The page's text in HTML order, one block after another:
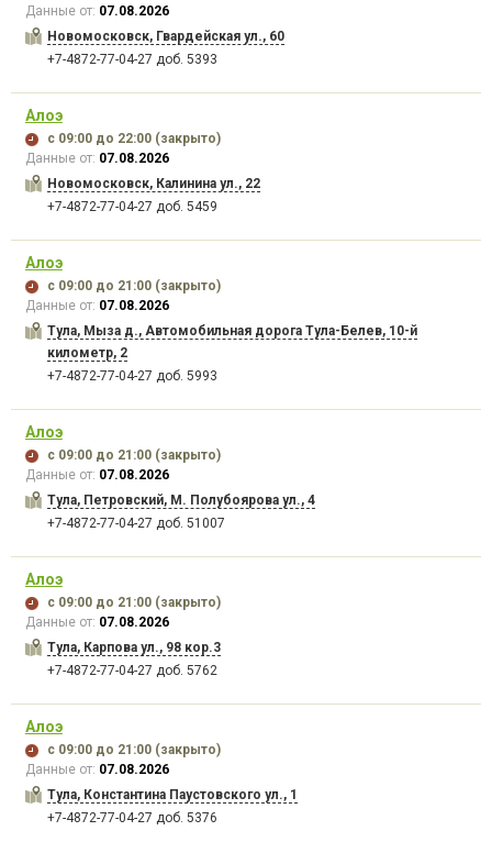
Данные от: 07.08.2026
Новомосковск, Гвардейская ул., 60
+7-4872-77-04-27 доб. 5393
Алоэ
с 09:00до 22:00(закрыто)
Данные от: 07.08.2026
Новомосковск, Калинина ул., 22
+7-4872-77-04-27 доб. 5459
Алоэ
с 09:00до 21:00(закрыто)
Данные от: 07.08.2026
Тула, Мыза д., Автомобильная дорога Тула-Белев, 10-й
километр, 2
+7-4872-77-04-27 доб. 5993
Алоэ
с 09:00до 21:00(закрыто)
Данные от: 07.08.2026
Тула, Петровский, М. Полубоярова ул., 4
+7-4872-77-04-27 доб. 51007
Алоэ
с 09:00до 21:00(закрыто)
Данные от: 07.08.2026
Тула, Карпова ул., 98 кор.3
+7-4872-77-04-27 доб. 5762
Алоэ
с 09:00до 21:00(закрыто)
Данные от: 07.08.2026
Тула, Константина Паустовского ул., 1
+7-4872-77-04-27 доб. 5376